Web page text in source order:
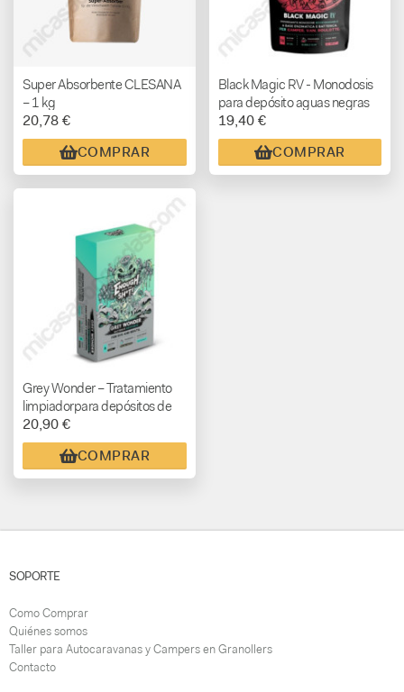
Super Absorbente CLESANA
– 1 kg
20,78 €
COMPRAR
Black Magic RV - Monodosis
para depósito aguas negras
19,40 €
COMPRAR
Grey Wonder – Tratamiento
limpiadorpara depósitos de
aguas grises
20,90 €
COMPRAR
SOPORTE
Como Comprar
Quiénes somos
Taller para Autocaravanas y Campers en Granollers
Contacto